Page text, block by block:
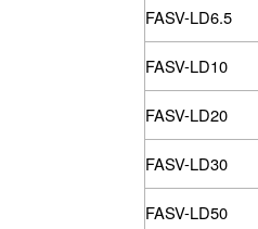
FASV-LD6.5
FASV-LD10
FASV-LD20
FASV-LD30
FASV-LD50